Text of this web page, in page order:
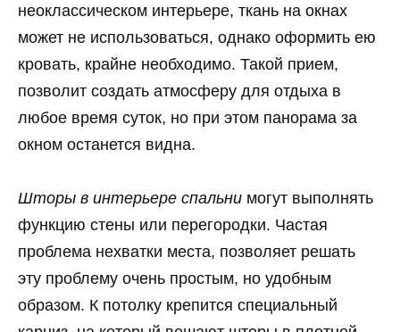
неоклассическом интерьере, ткань на окнах
может не использоваться, однако оформить ею
кровать, крайне необходимо. Такой прием,
позволит создать атмосферу для отдыха в
любое время суток, но при этом панорама за
окном останется видна.
Шторы в интерьере спальни могут выполнять
функцию стены или перегородки. Частая
проблема нехватки места, позволяет решать
эту проблему очень простым, но удобным
образом. К потолку крепится специальный